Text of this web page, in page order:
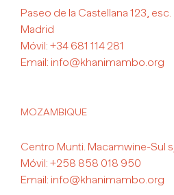
Paseo de la Castellana 123,
Madrid
Móvil: +34 681 114 281
Email: info@khanimambo.org
MOZAMBIQUE
Centro Munti. Macamwine-Sul
Móvil: +258 858 018 950
Email: info@khanimambo.org